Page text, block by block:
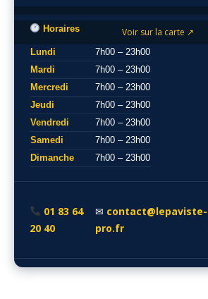
Voir sur la carte ↗
Horaires
Lundi
7h00 – 23h00
Mardi
7h00 – 23h00
Mercredi
7h00 – 23h00
Jeudi
7h00 – 23h00
Vendredi
7h00 – 23h00
Samedi
7h00 – 23h00
Dimanche
7h00 – 23h00
01 83 64
20 40
✉ contact@lepaviste-
pro.fr